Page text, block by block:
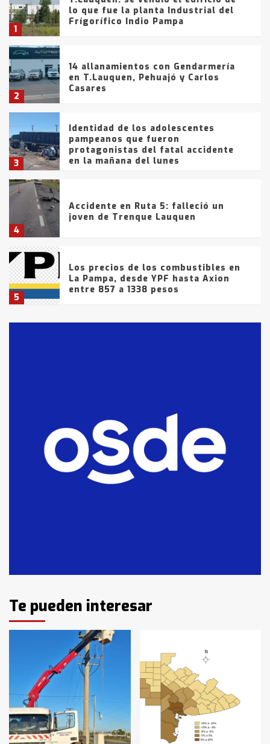
1
lo que fue la planta Industrial del
Frígorífico Indio Pampa
2
14 allanamientos con Gendarmería
en T.Lauquen, Pehuajó y Carlos
Casares
3
Identidad de los adolescentes
pampeanos que fueron
protagonistas del fatal accidente
en la mañana del lunes
4
Accidente en Ruta 5: falleció un
joven de Trenque Lauquen
5
Los precios de los combustibles en
La Pampa, desde YPF hasta Axion
entre 857 a 1338 pesos
fueron detenidos por
comercialización de drogas en la
tarde del sábado
T.Lauquen: se vendió el edificio de
lo que fue la planta Industrial del
3
Identidad de los adolescentes
pampeanos que fueron
en la mañana del lunes
Accidente en Ruta 5: falleció un
joven de Trenque Lauquen
Los precios de los combustibles en
Te pueden interesar